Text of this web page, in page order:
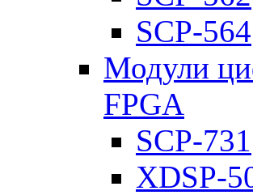
SCP-564
Модули
FPGA
SCP-731
XDSP-